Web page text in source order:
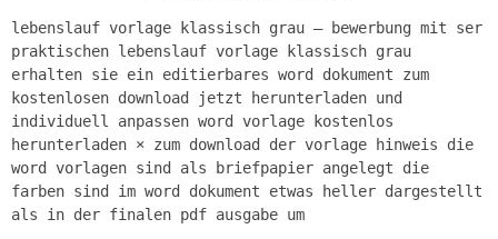
lebenslauf vorlage klassisch grau – bewerbung mit ser
praktischen lebenslauf vorlage klassisch grau
erhalten sie ein editierbares word dokument zum
kostenlosen download jetzt herunterladen und
individuell anpassen word vorlage kostenlos
herunterladen × zum download der vorlage hinweis die
word vorlagen sind als briefpapier angelegt die
farben sind im word dokument etwas heller dargestellt
als in der finalen pdf ausgabe um